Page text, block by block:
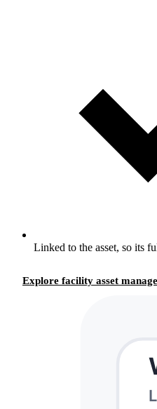
Linked to the asset, so its
Explore facility asset